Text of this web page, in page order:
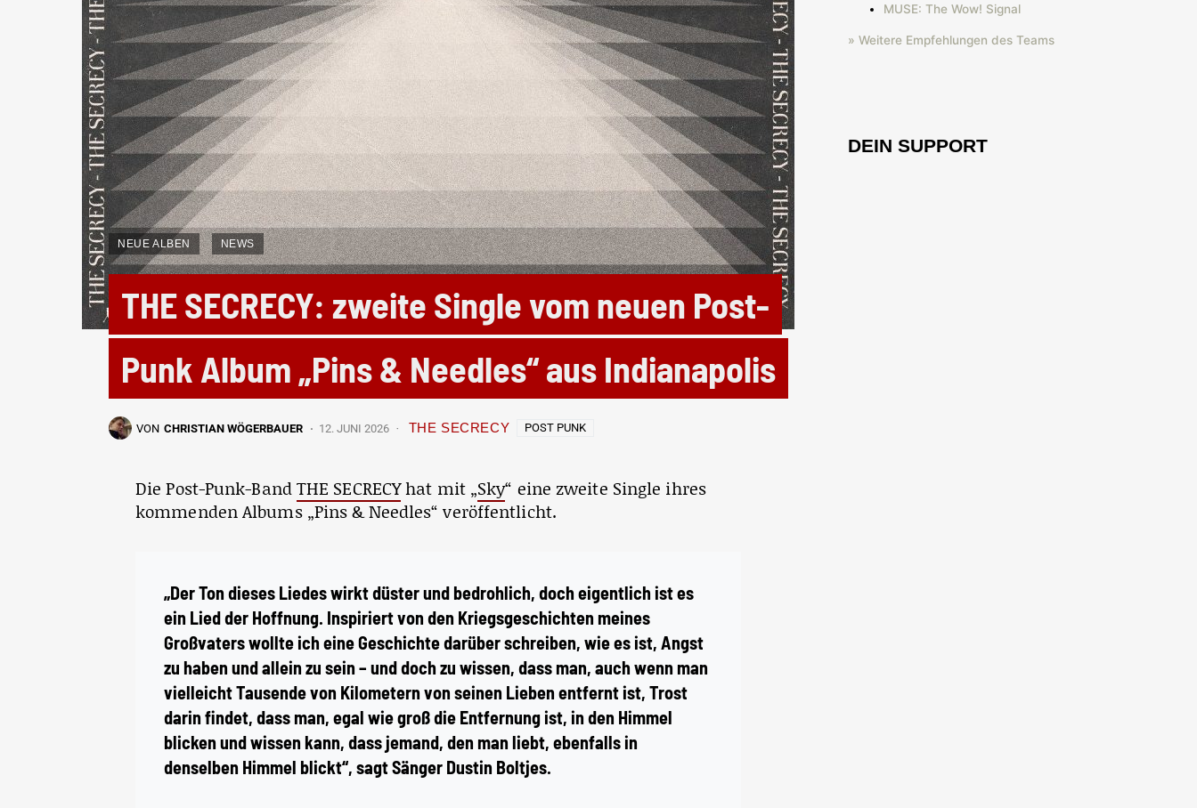
NEUE ALBEN NEWS
THE SECRECY: zweite Single vom neuen Post-
Punk Album „Pins & Needles“ aus Indianapolis
VON CHRISTIAN WÖGERBAUER 12. JUNI 2026 THE SECRECY POST PUNK
Die Post-Punk-BandTHE SECRECYhat mit „Sky“ eine zweite Single ihres
kommenden Albums „Pins & Needles“ veröffentlicht.
„Der Ton dieses Liedes wirkt düster und bedrohlich, doch eigentlich ist es
ein Lied der Hoffnung. Inspiriert von den Kriegsgeschichten meines
Großvaters wollte ich eine Geschichte darüber schreiben, wie es ist, Angst
zu haben und allein zu sein – und doch zu wissen, dass man, auch wenn man
vielleicht Tausende von Kilometern von seinen Lieben entfernt ist, Trost
darin findet, dass man, egal wie groß die Entfernung ist, in den Himmel
blicken und wissen kann, dass jemand, den man liebt, ebenfalls in
denselben Himmel blickt“, sagt Sänger Dustin Boltjes.
MUSE: The Wow! Signal
» Weitere Empfehlungen des Teams
DEIN SUPPORT